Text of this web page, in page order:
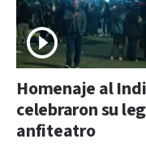
Homenaje al
celebraron su
anfiteatro